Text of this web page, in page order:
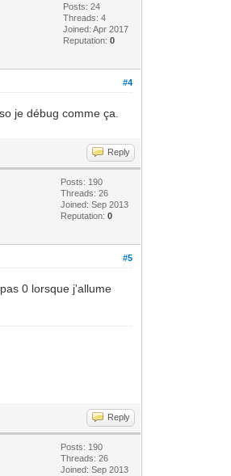
Posts: 24
Threads: 4
Joined: Apr 2017
Reputation:0
#4
je débug comme ça.
Reply
Posts: 190
Threads: 26
Joined: Sep 2013
Reputation:0
#5
0 lorsque j'allume
Reply
Posts: 190
Threads: 26
Joined: Sep 2013